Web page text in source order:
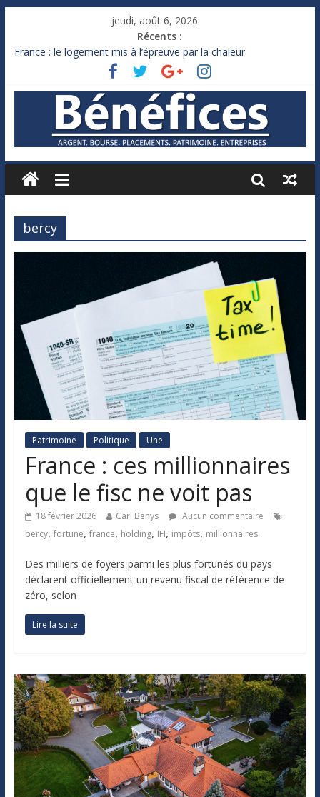
jeudi, août 6, 2026
Récents :
France : le logement mis à l’épreuve par la chaleur
Des milliards de dollars de droits de douane déjà remboursés
Royaume-Uni : Andy Burnham recule sur l’impôt
Xavier Niel, le milliardaire qui ne touche presque rien
Ruée des fortunes russes vers l’étranger
bercy
Patrimoine Politique Une
France : ces millionnaires
que le fisc ne voit pas
18 février 2026 Carl Benys
Aucun commentaire
bercy, fortune, france, holding, IFI, impôts, millionnaires
Des milliers de foyers parmi les plus fortunés du pays
déclarent officiellement un revenu fiscal de référence de
zéro, selon
Lire la suite